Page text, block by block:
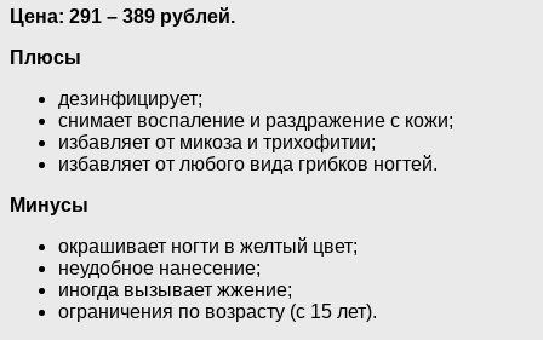
Цена: 291 – 389 рублей.
Плюсы
дезинфицирует;
снимает воспаление и раздражение с кожи;
избавляет от микоза и трихофитии;
избавляет от любого вида грибков ногтей.
Минусы
окрашивает ногти в желтый цвет;
неудобное нанесение;
иногда вызывает жжение;
ограничения по возрасту (с 15 лет).